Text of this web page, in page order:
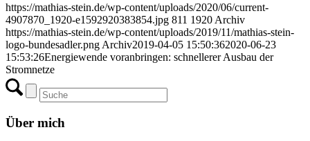
https://mathias-stein.de/wp-content/uploads/2020/06/current-
4907870_1920-e1592920383854.jpg 811 1920 Archiv
https://mathias-stein.de/wp-content/uploads/2019/11/mathias-stein-
logo-bundesadler.png Archiv2019-04-05 15:50:362020-06-23
15:53:26Energiewende voranbringen: schnellerer Ausbau der
Stromnetze
Über mich